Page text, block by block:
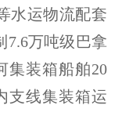
水运物流配套
7.6万吨级巴拿
集装箱船舶20
支线集装箱运